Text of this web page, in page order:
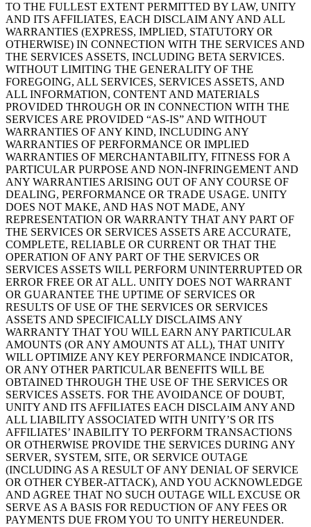
TO THE FULLEST EXTENT PERMITTED BY LAW, UNITY
AND ITS AFFILIATES, EACH DISCLAIM ANY AND ALL
WARRANTIES (EXPRESS, IMPLIED, STATUTORY OR
OTHERWISE) IN CONNECTION WITH THE SERVICES AND
THE SERVICES ASSETS, INCLUDING BETA SERVICES.
WITHOUT LIMITING THE GENERALITY OF THE
FOREGOING, ALL SERVICES, SERVICES ASSETS, AND
ALL INFORMATION, CONTENT AND MATERIALS
PROVIDED THROUGH OR IN CONNECTION WITH THE
SERVICES ARE PROVIDED “AS-IS” AND WITHOUT
WARRANTIES OF ANY KIND, INCLUDING ANY
WARRANTIES OF PERFORMANCE OR IMPLIED
WARRANTIES OF MERCHANTABILITY, FITNESS FOR A
PARTICULAR PURPOSE AND NON-INFRINGEMENT AND
ANY WARRANTIES ARISING OUT OF ANY COURSE OF
DEALING, PERFORMANCE OR TRADE USAGE. UNITY
DOES NOT MAKE, AND HAS NOT MADE, ANY
REPRESENTATION OR WARRANTY THAT ANY PART OF
THE SERVICES OR SERVICES ASSETS ARE ACCURATE,
COMPLETE, RELIABLE OR CURRENT OR THAT THE
OPERATION OF ANY PART OF THE SERVICES OR
SERVICES ASSETS WILL PERFORM UNINTERRUPTED OR
ERROR FREE OR AT ALL. UNITY DOES NOT WARRANT
OR GUARANTEE THE UPTIME OF SERVICES OR
RESULTS OF USE OF THE SERVICES OR SERVICES
ASSETS AND SPECIFICALLY DISCLAIMS ANY
WARRANTY THAT YOU WILL EARN ANY PARTICULAR
AMOUNTS (OR ANY AMOUNTS AT ALL), THAT UNITY
WILL OPTIMIZE ANY KEY PERFORMANCE INDICATOR,
OR ANY OTHER PARTICULAR BENEFITS WILL BE
OBTAINED THROUGH THE USE OF THE SERVICES OR
SERVICES ASSETS. FOR THE AVOIDANCE OF DOUBT,
UNITY AND ITS AFFILIATES EACH DISCLAIM ANY AND
ALL LIABILITY ASSOCIATED WITH UNITY’S OR ITS
AFFILIATES’ INABILITY TO PERFORM TRANSACTIONS
OR OTHERWISE PROVIDE THE SERVICES DURING ANY
SERVER, SYSTEM, SITE, OR SERVICE OUTAGE
(INCLUDING AS A RESULT OF ANY DENIAL OF SERVICE
OR OTHER CYBER-ATTACK), AND YOU ACKNOWLEDGE
AND AGREE THAT NO SUCH OUTAGE WILL EXCUSE OR
SERVE AS A BASIS FOR REDUCTION OF ANY FEES OR
PAYMENTS DUE FROM YOU TO UNITY HEREUNDER.